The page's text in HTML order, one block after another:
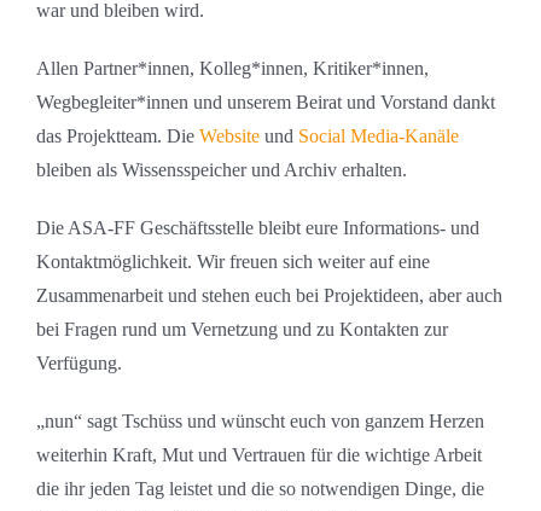
war und bleiben wird.
Allen Partner*innen, Kolleg*innen, Kritiker*innen,
Wegbegleiter*innen und unserem Beirat und Vorstand dankt
das Projektteam. Die Website und Social Media-Kanäle
bleiben als Wissensspeicher und Archiv erhalten.
Die ASA-FF Geschäftsstelle bleibt eure Informations- und
Kontaktmöglichkeit. Wir freuen sich weiter auf eine
Zusammenarbeit und stehen euch bei Projektideen, aber auch
bei Fragen rund um Vernetzung und zu Kontakten zur
Verfügung.
„nun“ sagt Tschüss und wünscht euch von ganzem Herzen
weiterhin Kraft, Mut und Vertrauen für die wichtige Arbeit
die ihr jeden Tag leistet und die so notwendigen Dinge, die